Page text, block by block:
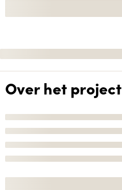
Over het project